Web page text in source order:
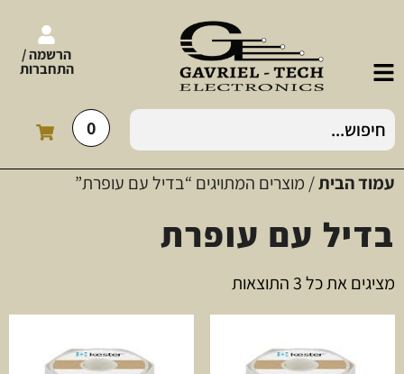
הרשמה /
התחברות
0
עמוד הבית/ מוצרים המתויגים “בדיל עם עופרת”
בדיל עם עופרת
מציגים את כל ⁦3⁩ התוצאות